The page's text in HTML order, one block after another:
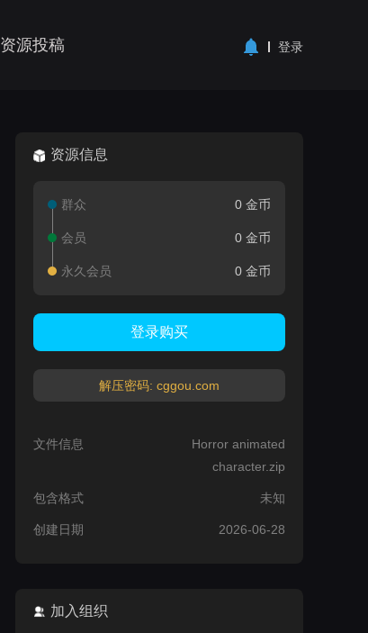
资源投稿 登录
资源信息
群众 0 金币
会员 0 金币
永久会员 0 金币
登录购买
解压密码: cggou.com
文件信息
Horror animated
character.zip
包含格式 未知
创建日期 2026-06-28
加入组织